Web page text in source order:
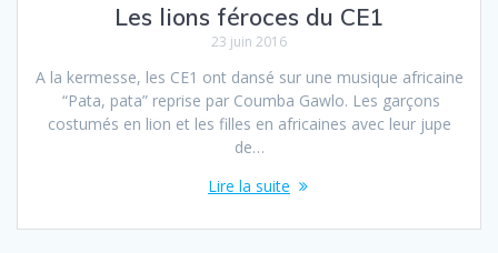
Les lions féroces du CE1
23 juin 2016
A la kermesse, les CE1 ont dansé sur une musique africaine
“Pata, pata” reprise par Coumba Gawlo. Les garçons
costumés en lion et les filles en africaines avec leur jupe
de…
Lire la suite